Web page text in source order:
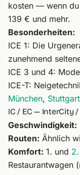
kosten — wenn
139 € und mehr.
Besonderheiten:
ICE 1: Die
zunehmend
ICE 3 und 4:
ICE-T:
München, Stuttgart
IC / EC — InterCity
Geschwindigkeit:
Routen: Ähnlich
Komfort: 1. und
Restaurantwagen